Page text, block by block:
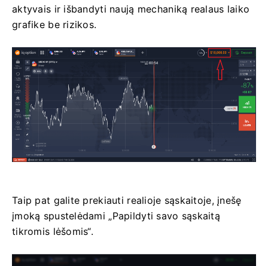
aktyvais ir išbandyti naują mechaniką realaus laiko
grafike be rizikos.
Taip pat galite prekiauti realioje sąskaitoje, įnešę
įmoką spustelėdami „Papildyti savo sąskaitą
tikromis lėšomis“.